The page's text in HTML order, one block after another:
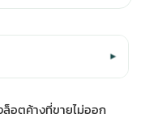
▾
อตค้างที่ขายไม่ออก